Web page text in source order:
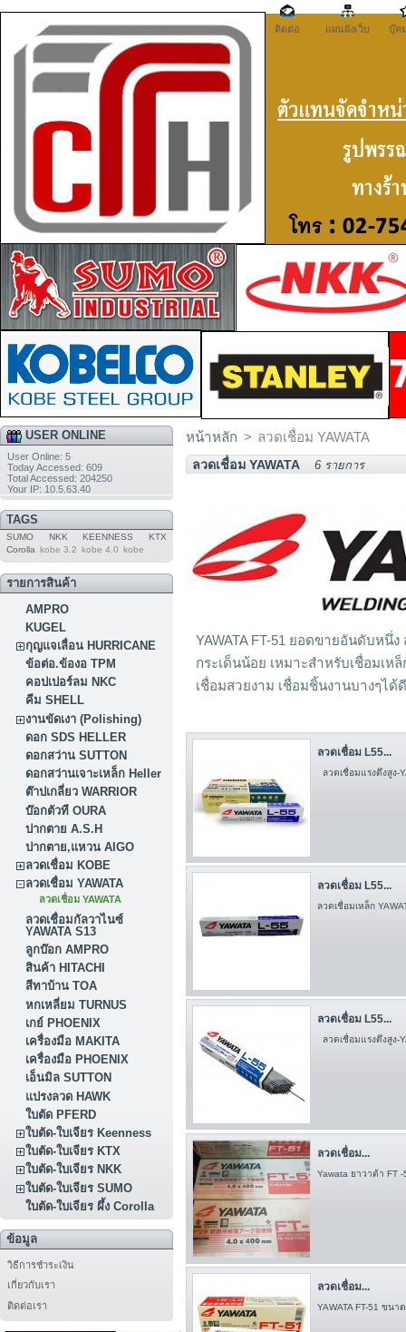
ติดต่อ แผนผังเว็บ บุ๊ค
USER ONLINE
User Online: 5
Today Accessed: 609
Total Accessed: 204250
Your IP: 10.5.63.40
TAGS
SUMO NKK KEENNESS
KTX
Corolla kobe 3.2 kobe 4.0 kobe
รายการสินค้า
AMPRO
KUGEL
กุญแจเลื่อน HURRICANE
ข้อต่อ.ข้องอ TPM
คอปเปอร์ลม NKC
คีม SHELL
งานขัดเงา (Polishing)
ดอก SDS HELLER
ดอกสว่าน SUTTON
ดอกสว่านเจาะเหล็ก Heller
ต๊าปเกลี่ยว WARRIOR
บ๊อกตัวที OURA
ปากตาย A.S.H
ปากตาย,แหวน AIGO
ลวดเชื่อม KOBE
ลวดเชื่อม YAWATA
ลวดเชื่อม YAWATA
ลวดเชื่อมกัลวาไนซ์
YAWATA S13
ลูกบ๊อก AMPRO
สินค้า HITACHI
สีทาบ้าน TOA
หกเหลี่ยม TURNUS
เกย์ PHOENIX
เครื่องมือ MAKITA
เครื่องมือ PHOENIX
เอ็นมิล SUTTON
แปรงลวด HAWK
ใบตัด PFERD
ใบตัด-ใบเจียร Keenness
ใบตัด-ใบเจียร KTX
ใบตัด-ใบเจียร NKK
ใบตัด-ใบเจียร SUMO
ใบตัด-ใบเจียร ผึ้ง Corolla
ข้อมูล
วิธีการชำระเงิน
เกี่ยวกับเรา
ติดต่อเรา
หน้าหลัก > ลวดเชื่อม YAWATA
ลวดเชื่อม YAWATA 6 รายการ
YAWATA FT-51 ยอดขายอันดับหนึ่
กระเด็นน้อย เหมาะสำหรับเชื่อมเห
เชื่อมสวยงาม เชื่อมชิ้นงานบางๆได้ดี
ลวดเชื่อม L55...
ลวดเชื่อมแรงดึงสูง
ลวดเชื่อม L55...
ลวดเชื่อมเหล็ก
ลวดเชื่อม L55...
ลวดเชื่อมแรงดึงสูง
ลวดเชื่อม...
Yawata ยาวาต้า FT
ลวดเชื่อม...
YAWATA FT-51 ขนา